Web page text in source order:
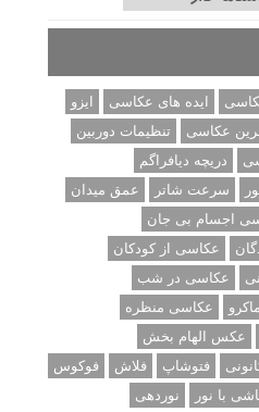
ایده های عکاسی
ایزو
عکاسی
تنظیمات دوربین
دریچه دیافراگم
سرعت شاتر
عمق میدان
اجسام بی جان
عکاسی از کودکان
عکاسی در شب
عکاسی منظره
عکس الهام بخش
فتوشاپ فلاش
فوکوس
با نور
نوردهی